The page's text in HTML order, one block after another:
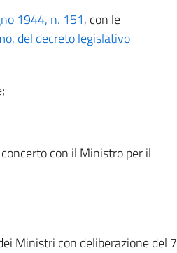
1944, n. 151, con le
del decreto legislativo
con il Ministro per il
Ministri con deliberazione del 7